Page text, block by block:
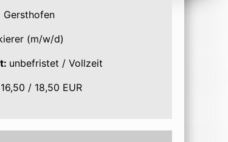
Gersthofen
(m/w/d)
unbefristet / Vollzeit
16,50 / 18,50 EUR